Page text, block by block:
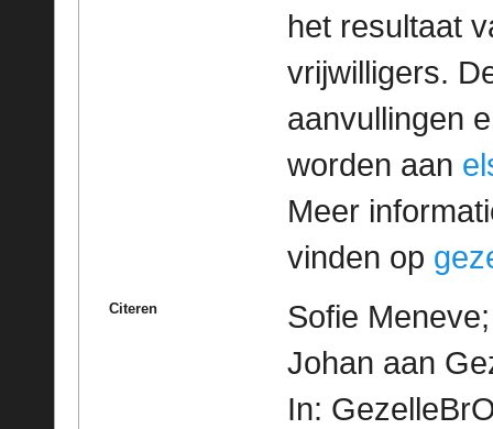
het resultaat
vrijwilligers.
aanvullingen
worden aan
Meer
vinden op
Citeren
Sofie
Johan aan
In: